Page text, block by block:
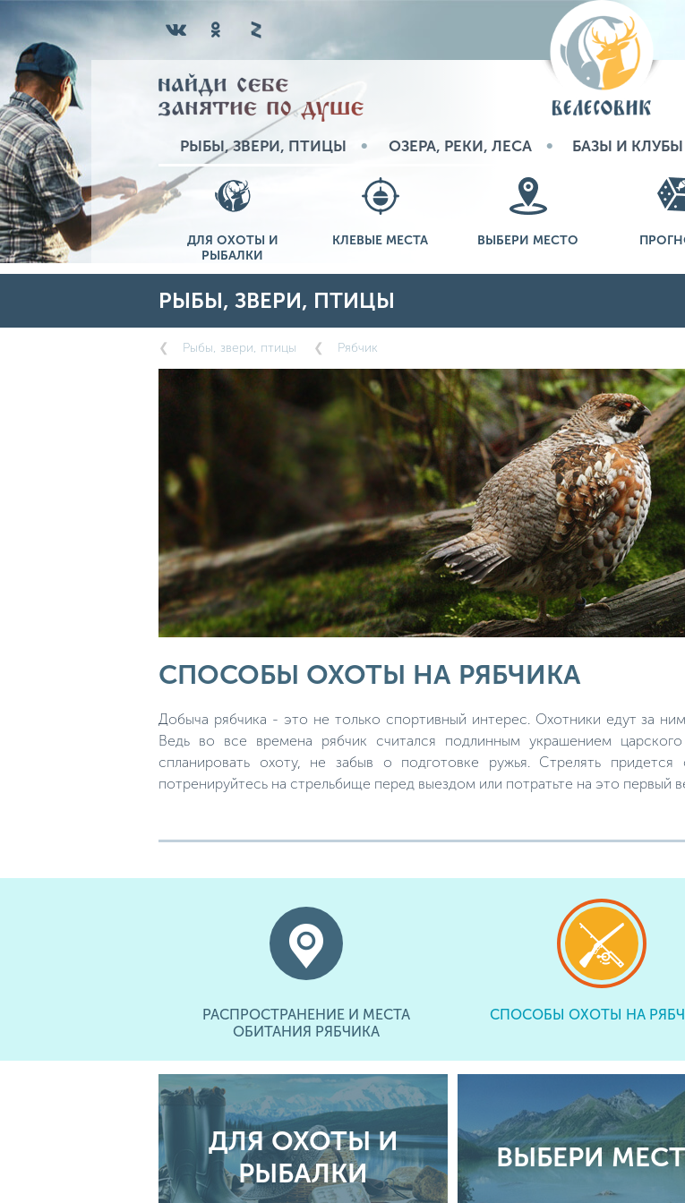
РЫБЫ, ЗВЕРИ, ПТИЦЫ ОЗЕРА, РЕКИ, ЛЕСА БАЗЫ И КЛУБЫ
ДЛЯ ОХОТЫ И
РЫБАЛКИ
КЛЕВЫЕ МЕСТА ВЫБЕРИ МЕСТО
РЫБЫ, ЗВЕРИ, ПТИЦЫ
Рыбы, звери, птицы Рябчик
СПОСОБЫ ОХОТЫ НА РЯБЧИКА
Добыча рябчика - это не только спортивный интерес. Охотники едут за
Ведь во все времена рябчик считался подлинным украшением
спланировать охоту, не забыв о подготовке ружья. Стрелять
потренируйтесь на стрельбище перед выездом или потратьте на это первый
РАСПРОСТРАНЕНИЕ И МЕСТА
ОБИТАНИЯ РЯБЧИКА
СПОСОБЫ ОХОТЫ НА
ДЛЯ ОХОТЫ И
РЫБАЛКИ
ВЫБЕРИ